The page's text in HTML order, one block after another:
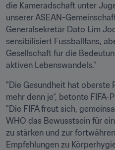
die Kameradschaft unter
unserer ASEAN-
Generalsekretär Dato Lim
sensibilisiert Fussballfans,
Gesellschaft für die
aktiven Lebenswandels."
"Die Gesundheit hat oberste
mehr denn je“, betonte
"Die FIFA freut sich,
WHO das Bewusstsein für
zu stärken und zur
Empfehlungen zu